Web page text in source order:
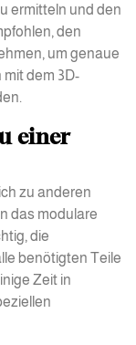
ermitteln und den
den
um genaue
dem 3D-
einer
zu anderen
das modulare
die
benötigten Teile
Zeit in